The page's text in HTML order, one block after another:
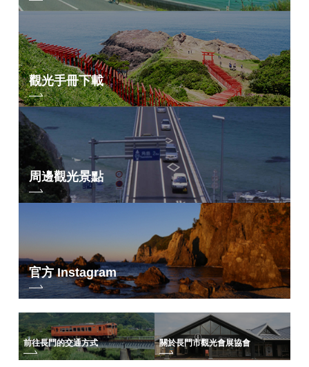
觀光手冊下載
周邊觀光景點
官方 Instagram
前往長門的交通方式 關於長門市觀光會展協會